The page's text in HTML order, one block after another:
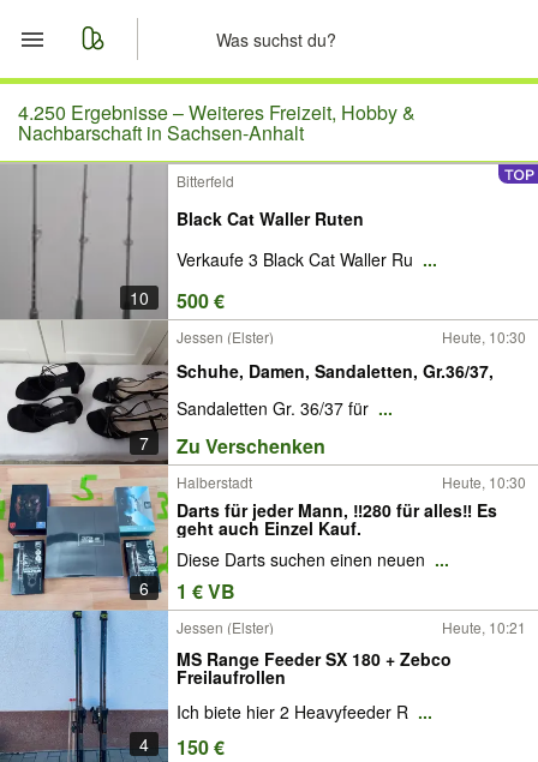
Start
Merkliste
Nachrichten
Anzeige aufgeben
4.250 Ergebnisse –Weiteres Freizeit, Hobby &
Nachbarschaft in Sachsen-Anhalt
10
Bitterfeld
Black Cat Waller Ruten
Verkaufe 3 Black Cat Waller Ru ...
500 €
7
Jessen (Elster) Heute, 10:30
Schuhe, Damen, Sandaletten, Gr.36/37,
Sandaletten Gr. 36/37 für ...
Zu Verschenken
6
Halberstadt Heute, 10:30
Darts für jeder Mann, ‼️280 für alles‼️ Es
geht auch Einzel Kauf.
Diese Darts suchen einen neuen ...
1 € VB
4
Jessen (Elster) Heute, 10:21
MS Range Feeder SX 180 + Zebco
Freilaufrollen
Ich biete hier 2 Heavyfeeder R ...
150 €